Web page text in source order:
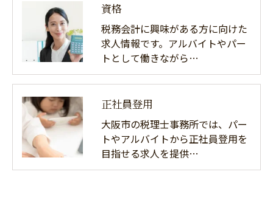
資格
税務会計に興味がある方に向けた
求人情報です。アルバイトやパー
トとして働きながら…
正社員登用
大阪市の税理士事務所では、パー
トやアルバイトから正社員登用を
目指せる求人を提供…